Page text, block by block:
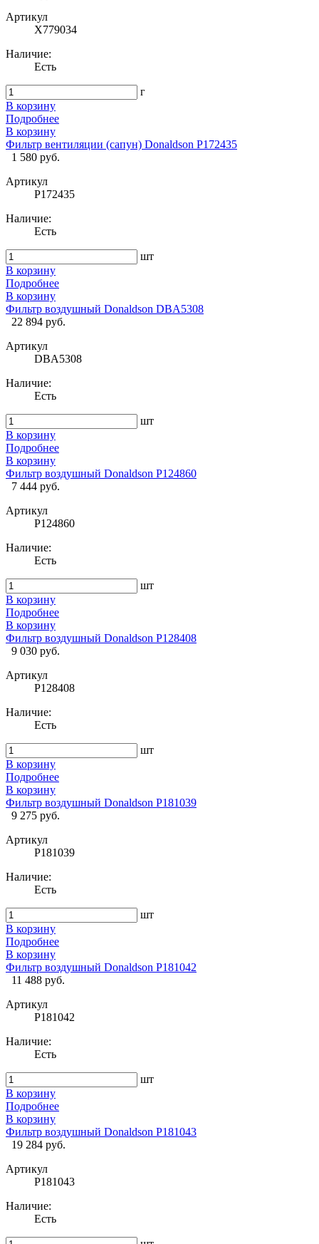
Артикул
X779034
Наличие:
Есть
г
В корзину
Подробнее
В корзину
Фильтр вентиляции (сапун) Donaldson P172435
1 580 руб.
Артикул
P172435
Наличие:
Есть
шт
В корзину
Подробнее
В корзину
Фильтр воздушный Donaldson DBA5308
22 894 руб.
Артикул
DBA5308
Наличие:
Есть
шт
В корзину
Подробнее
В корзину
Фильтр воздушный Donaldson P124860
7 444 руб.
Артикул
P124860
Наличие:
Есть
шт
В корзину
Подробнее
В корзину
Фильтр воздушный Donaldson P128408
9 030 руб.
Артикул
P128408
Наличие:
Есть
шт
В корзину
Подробнее
В корзину
Фильтр воздушный Donaldson P181039
9 275 руб.
Артикул
P181039
Наличие:
Есть
шт
В корзину
Подробнее
В корзину
Фильтр воздушный Donaldson P181042
11 488 руб.
Артикул
P181042
Наличие:
Есть
шт
В корзину
Подробнее
В корзину
Фильтр воздушный Donaldson P181043
19 284 руб.
Артикул
P181043
Наличие:
Есть